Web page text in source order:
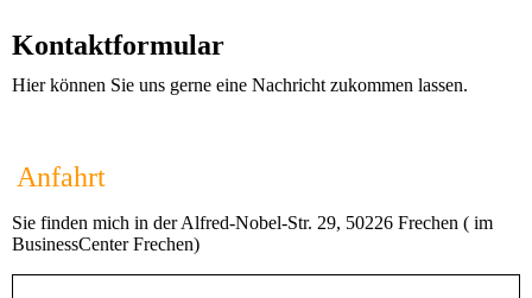
Kontaktformular
Hier können Sie uns gerne eine Nachricht zukommen lassen.
Anfahrt
Sie finden mich in der Alfred-Nobel-Str. 29, 50226 Frechen ( im
BusinessCenter Frechen)